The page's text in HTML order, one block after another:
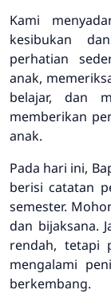
Kami
kesibukan
perhatian
anak,
belajar, dan
memberikan
anak.
Pada hari ini,
berisi catatan
semester.
dan bijaksana.
rendah, tetapi
mengalami
berkembang.